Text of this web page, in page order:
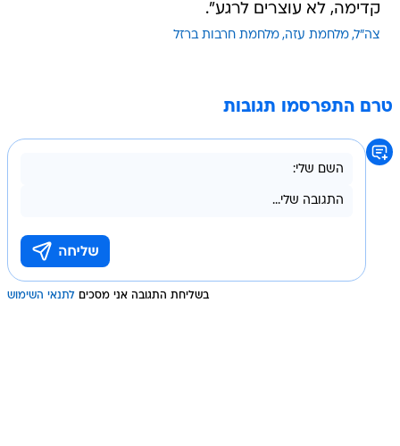
קדימה, לא עוצרים לרגע".
צה"ל מלחמת עזה מלחמת חרבות ברזל
טרם התפרסמו תגובות
בשליחת התגובה אני מסכים לתנאי השימוש